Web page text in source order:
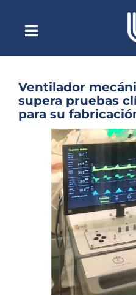
contenidoToggle
Navigation
Escuchar
Ventilador
supera pruebas
para su